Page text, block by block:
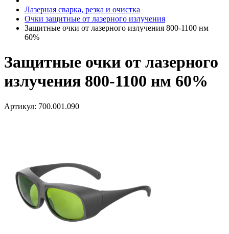
Лазерная сварка, резка и очистка
Очки защитные от лазерного излучения
Защитные очки от лазерного излучения 800-1100 нм
60%
Защитные очки от лазерного
излучения 800-1100 нм 60%
Артикул: 700.001.090